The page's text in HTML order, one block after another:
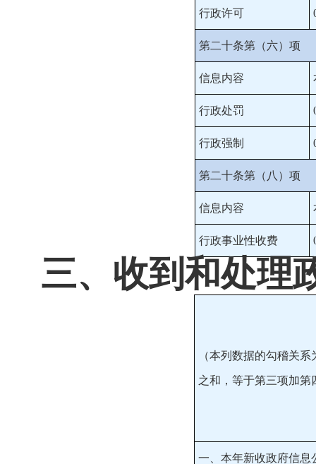
行政许可
第二十条第（六）项
信息内容
行政处罚
行政强制
第二十条第（八）项
信息内容
行政事业性收费
三、收到和处理
（本列数据的勾稽关
之和，等于第三项加第
一、本年新收政府信息